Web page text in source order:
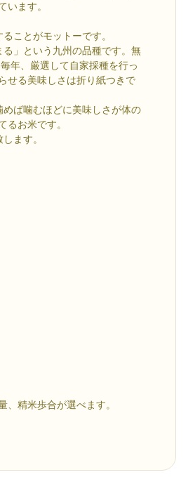
います。
ことがモットーです。
」という九州の品種です。無
年、厳選して自家採種を行っ
せる美味しさは折り紙つきで
ば噛むほどに美味しさが体の
るお米です。
ます。
、精米歩合が選べます。